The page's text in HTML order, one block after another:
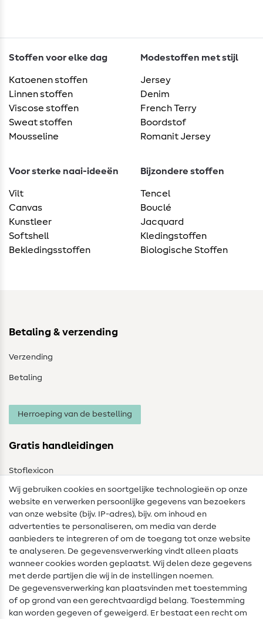
Stoffen voor elke dag
Katoenen stoffen
Linnen stoffen
Viscose stoffen
Sweat stoffen
Mousseline
Modestoffen met stijl
Jersey
Denim
French Terry
Boordstof
Romanit Jersey
Voor sterke naai-ideeën
Vilt
Canvas
Kunstleer
Softshell
Bekledingsstoffen
Bijzondere stoffen
Tencel
Bouclé
Jacquard
Kledingstoffen
Biologische Stoffen
Betaling & verzending
Verzending
Betaling
Herroeping van de bestelling
Gratis handleidingen
Stoflexicon
Naailexicon
Gratis Naaipatronen
Hulp & contact
Contact
Wijziging van eigenaar
FAQ
Wij gebruiken cookies en soortgelijke technologieën op onze
website en verwerken persoonlijke gegevens van bezoekers
van onze website (bijv. IP-adres), bijv. om inhoud en
advertenties te personaliseren, om media van derde
aanbieders te integreren of om de toegang tot onze website
te analyseren. De gegevensverwerking vindt alleen plaats
wanneer cookies worden geplaatst. Wij delen deze gegevens
met derde partijen die wij in de instellingen noemen.
De gegevensverwerking kan plaatsvinden met toestemming
of op grond van een gerechtvaardigd belang. Toestemming
kan worden gegeven of geweigerd. Er bestaat een recht om